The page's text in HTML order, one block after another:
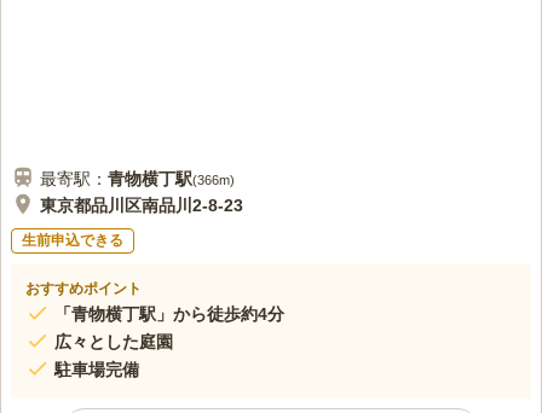
最寄駅： 青物横丁駅(366m)
東京都品川区南品川2-8-23
生前申込できる
おすすめポイント
「青物横丁駅」から徒歩約4分
広々とした庭園
駐車場完備